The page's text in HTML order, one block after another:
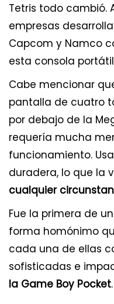
Tetris todo cambió.
empresas
Capcom y Namco
esta consola
Cabe mencionar
pantalla de cuatro
por debajo de la
requería mucha
funcionamiento.
duradera, lo que la
cualquier
Fue la primera de
forma homónimo
cada una de ellas
sofisticadas e
la Game Boy Pocket.